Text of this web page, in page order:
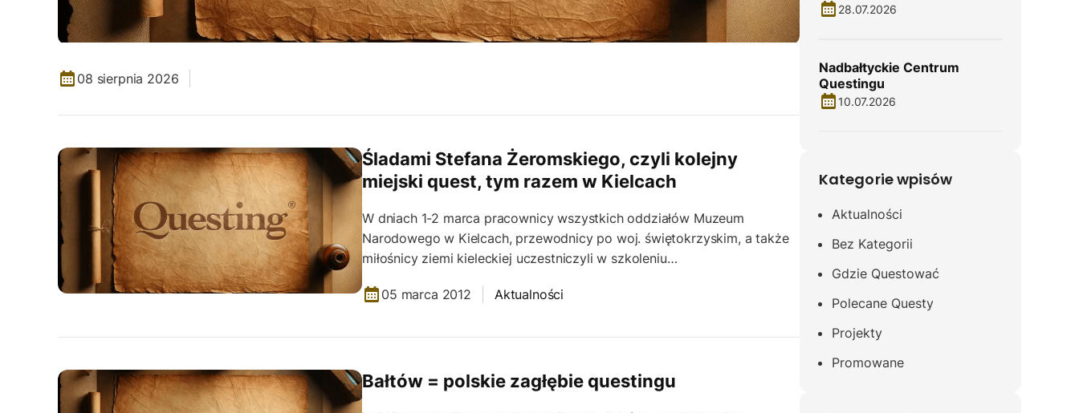
08 sierpnia 2026
Śladami Stefana Żeromskiego, czyli kolejny
miejski quest, tym razem w Kielcach
W dniach 1-2 marca pracownicy wszystkich oddziałów Muzeum
Narodowego w Kielcach, przewodnicy po woj. świętokrzyskim, a także
miłośnicy ziemi kieleckiej uczestniczyli w szkoleniu…
05 marca 2012 Aktualności
Bałtów = polskie zagłębie questingu
28.07.2026
Nadbałtyckie Centrum
Questingu
10.07.2026
Kategorie wpisów
Aktualności
Bez Kategorii
Gdzie Questować
Polecane Questy
Projekty
Promowane